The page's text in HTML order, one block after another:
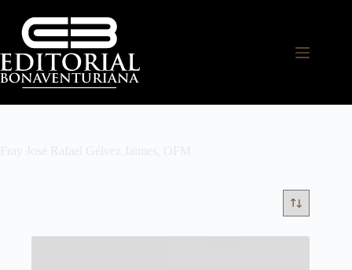
Fray José Rafael Gélvez Jaimes, OFM